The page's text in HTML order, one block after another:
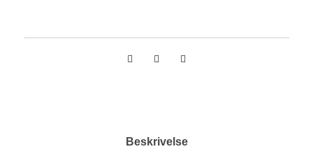
Beskrivelse